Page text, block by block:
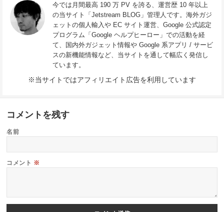
今では月間最高 190 万 PV を誇る、運営歴 10 年以上
の当サイト「Jetstream BLOG」管理人です。海外ガジ
ェットの個人輸入や EC サイト運営、Google 公式認定
プログラム「Google ヘルプヒーロー」での活動を経
て、国内外ガジェット情報や Google 系アプリ / サービ
スの新機能情報など、当サイトを通して幅広く発信し
ています。
※当サイトではアフィリエイト広告を利用しています
コメントを残す
名前
コメント ※